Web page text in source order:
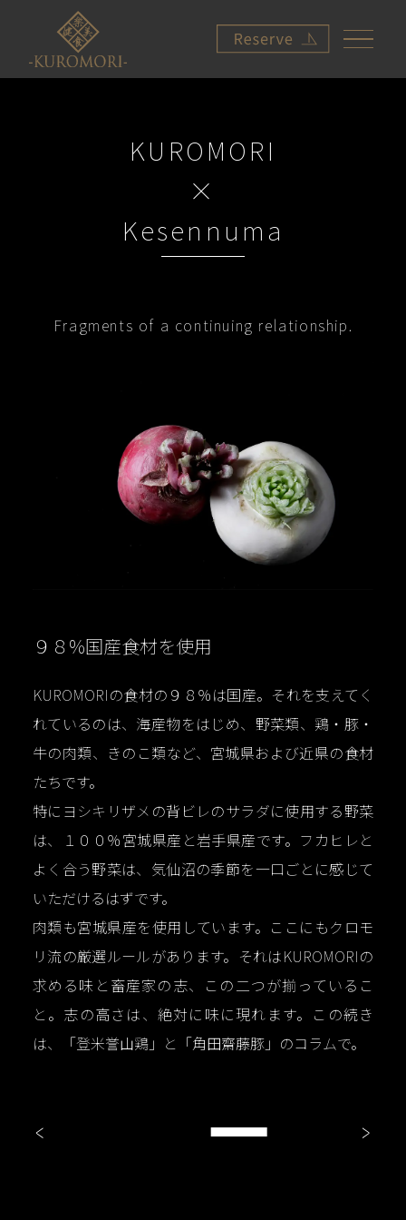
KUROMORI
×
Kesennuma
Fragments of a continuing relationship.
９８%国産食材を使用
KUROMORIの食材の９８％は国産。それを支えてく
れているのは、海産物をはじめ、野菜類、鶏・豚・
牛の肉類、きのこ類など、宮城県および近県の食材
たちです。
特にヨシキリザメの背ビレのサラダに使用する野菜
は、１００％宮城県産と岩手県産です。フカヒレと
よく合う野菜は、気仙沼の季節を一口ごとに感じて
いただけるはずです。
肉類も宮城県産を使用しています。ここにもクロモ
リ流の厳選ルールがあります。それはKUROMORIの
求める味と畜産家の志、この二つが揃っているこ
と。志の高さは、絶対に味に現れます。この続き
は、「登米誉山鶏」と「角田齋藤豚」のコラムで。
< >